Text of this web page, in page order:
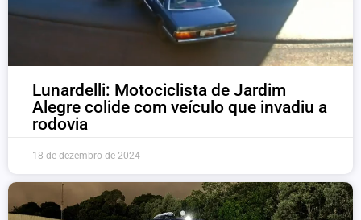
Lunardelli: Motociclista de Jardim
Alegre colide com veículo que invadiu a
rodovia
18 de dezembro de 2024